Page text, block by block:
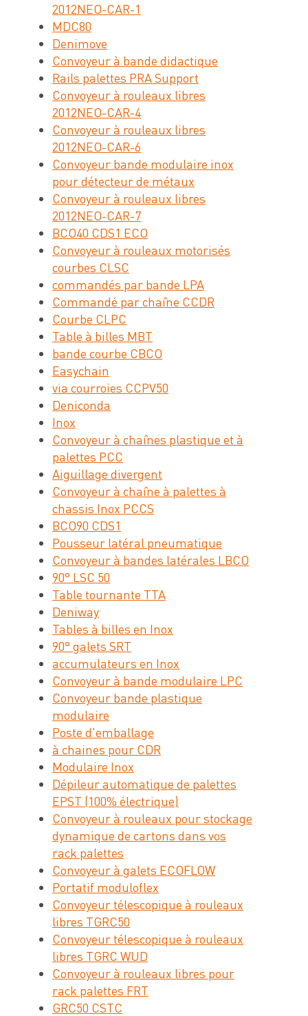
2012NEO-CAR-1
MDC80
Denimove
Convoyeur à bande didactique
Rails palettes PRA Support
Convoyeur à rouleaux libres
2012NEO-CAR-4
Convoyeur à rouleaux libres
2012NEO-CAR-6
Convoyeur bande modulaire inox
pour détecteur de métaux
Convoyeur à rouleaux libres
2012NEO-CAR-7
BCO40 CDS1 ECO
Convoyeur à rouleaux motorisés
courbes CLSC
commandés par bande LPA
Commandé par chaîne CCDR
Courbe CLPC
Table à billes MBT
bande courbe CBCO
Easychain
via courroies CCPV50
Deniconda
Inox
Convoyeur à chaînes plastique et à
palettes PCC
Aiguillage divergent
Convoyeur à chaîne à palettes à
chassis Inox PCCS
BCO90 CDS1
Pousseur latéral pneumatique
Convoyeur à bandes latérales LBCO
90° LSC 50
Table tournante TTA
Deniway
Tables à billes en Inox
90° galets SRT
accumulateurs en Inox
Convoyeur à bande modulaire LPC
Convoyeur bande plastique
modulaire
Poste d'emballage
à chaines pour CDR
Modulaire Inox
Dépileur automatique de palettes
EPST (100% électrique)
Convoyeur à rouleaux pour stockage
dynamique de cartons dans vos
rack palettes
Convoyeur à galets ECOFLOW
Portatif moduloflex
Convoyeur télescopique à rouleaux
libres TGRC50
Convoyeur télescopique à rouleaux
libres TGRC WUD
Convoyeur à rouleaux libres pour
rack palettes FRT
GRC50 CSTC